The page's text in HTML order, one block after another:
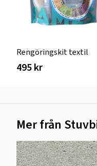
Rengöringskit textil
495 kr
Mer från